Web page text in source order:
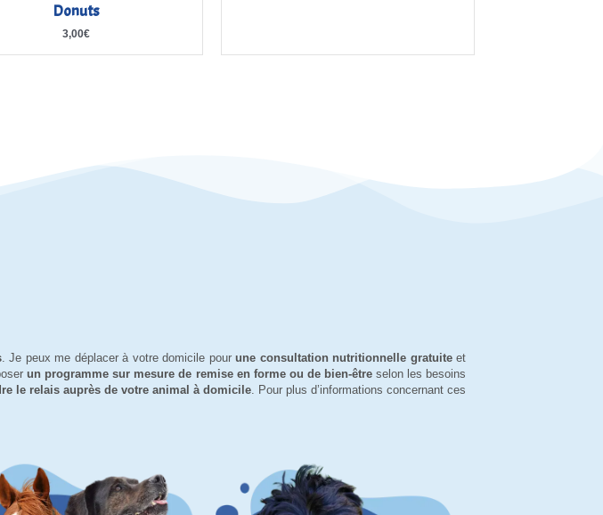
Donuts
3,00€
. Je peux me déplacer à votre domicile pourune consultation nutritionnelle gratuiteet
un programme sur mesure de remise en forme ou de bien-êtreselon les besoins
le relais auprès de votre animal à domicile. Pour plus d’informations concernant ces